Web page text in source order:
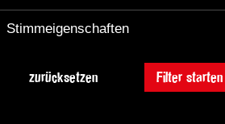
zurücksetzen Filter starten